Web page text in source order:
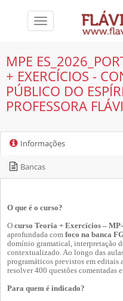
Toggle
MPE
+ EXERCÍCIOS -
PÚBLICO DO
PROFESSORA
Informações
Bancas
O que é o curso?
O curso Teoria + Exercícios –
aprofundada com foco na banca
domínio gramatical, interpretação
contextualizado. Ao longo das
programáticos previstos em editais
resolver 400 questões comentadas
Para quem é indicado?